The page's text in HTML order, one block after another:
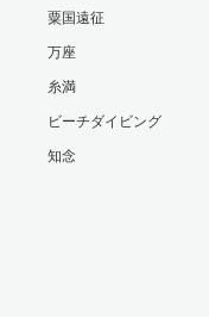
粟国遠征
万座
糸満
ビーチダイビング
知念